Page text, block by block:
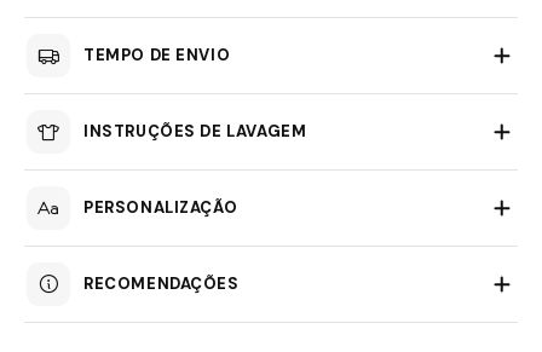
TEMPO DE ENVIO
INSTRUÇÕES DE LAVAGEM
PERSONALIZAÇÃO
RECOMENDAÇÕES